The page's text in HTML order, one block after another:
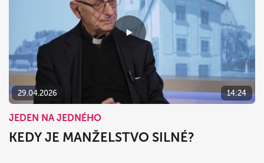
29.04.2026 14:24
JEDEN NA JEDNÉHO
KEDY JE MANŽELSTVO SILNÉ?